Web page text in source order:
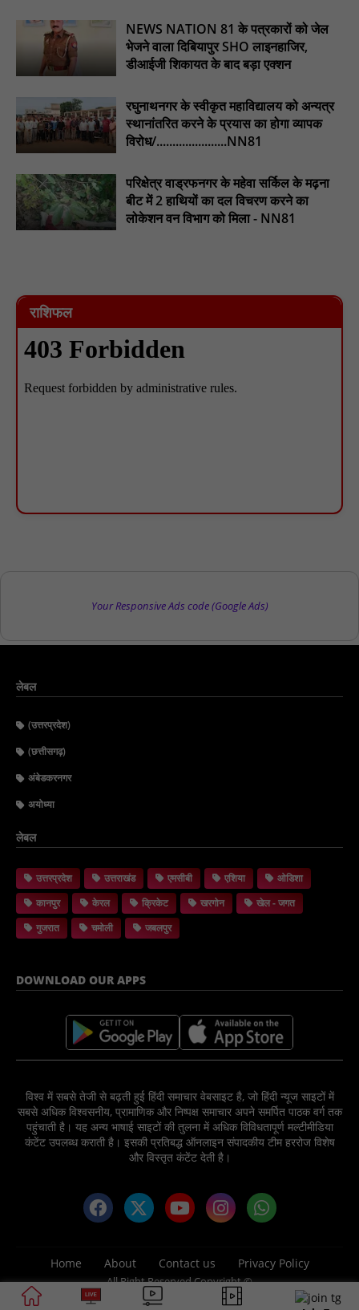
NEWS NATION 81 के पत्रकारों को जेल
भेजने वाला दिबियापुर SHO लाइनहाजिर,
डीआईजी शिकायत के बाद बड़ा एक्शन
रघुनाथनगर के स्वीकृत महाविद्यालय को अन्यत्र
स्थानांतरित करने के प्रयास का होगा व्यापक
विरोध/......................NN81
परिक्षेत्र वाड्रफनगर के महेवा सर्किल के मढ़ना
बीट में 2 हाथियों का दल विचरण करने का
लोकेशन वन विभाग को मिला - NN81
राशिफल
Your Responsive Ads code (Google Ads)
लेबल
(उत्तरप्रदेश)
(छत्तीसगढ़)
अंबेडकरनगर
अयोध्या
लेबल
उत्तरप्रदेश उत्तराखंड एमसीबी एशिया
ओडिशा
कानपुर
केरल क्रिकेट खरगोन
खेल - जगत
गुजरात
चमोली जबलपुर
DOWNLOAD OUR APPS
विश्व में सबसे तेजी से बढ़ती हुई हिंदी समाचार वेबसाइट है, जो हिंदी न्यूज साइटों में
सबसे अधिक विश्वसनीय, प्रामाणिक और निष्पक्ष समाचार अपने समर्पित पाठक वर्ग तक
पहुंचाती है। यह अन्य भाषाई साइटों की तुलना में अधिक विविधतापूर्ण मल्टीमीडिया
कंटेंट उपलब्ध कराती है। इसकी प्रतिबद्ध ऑनलाइन संपादकीय टीम हररोज विशेष
और विस्तृत कंटेंट देती है।
Home About Contact us Privacy Policy
All Right Reserved Copyright ©
2025 News Nation 81 Media Group